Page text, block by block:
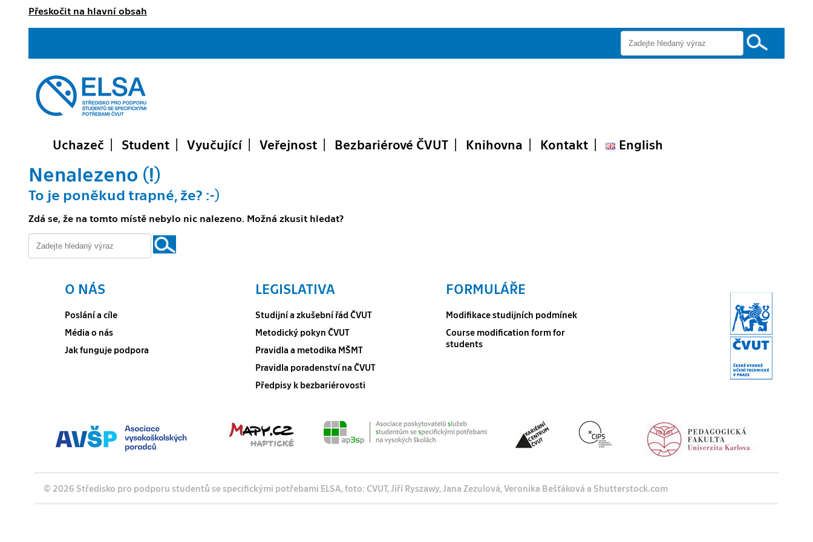
Přeskočit na hlavní obsah
Uchazeč Student Vyučující Veřejnost Bezbariérové ČVUT Knihovna Kontakt English
Nenalezeno (!)
To je poněkud trapné, že? :-)
Zdá se, že na tomto místě nebylo nic nalezeno. Možná zkusit hledat?
O NÁS
Poslání a cíle
Média o nás
Jak funguje podpora
LEGISLATIVA
Studijní a zkušební řád ČVUT
Metodický pokyn ČVUT
Pravidla a metodika MŠMT
Pravidla poradenství na ČVUT
Předpisy k bezbariérovosti
FORMULÁŘE
Modifikace studijních podmínek
Course modification form for
students
© 2026 Středisko pro podporu studentů se specifickými potřebami ELSA, foto: CVUT, Jiří Ryszawy, Jana Zezulová, Veronika Bešťáková a Shutterstock.com